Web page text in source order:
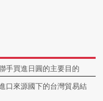
手買進日圓的主要目的
口來源國下的台灣貿易結